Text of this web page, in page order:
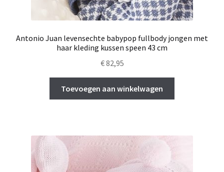
Antonio Juan levensechte babypop fullbody jongen met
haar kleding kussen speen 43 cm
€82,95
Toevoegen aan winkelwagen